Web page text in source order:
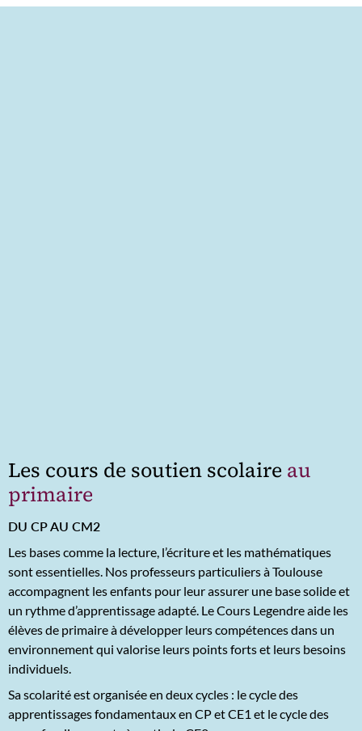
Les cours de soutien scolaire au
primaire
DU CP AU CM2
Les bases comme la lecture, l’écriture et les mathématiques
sont essentielles. Nos professeurs particuliers à Toulouse
accompagnent les enfants pour leur assurer une base solide et
un rythme d’apprentissage adapté. Le Cours Legendre aide les
élèves de primaire à développer leurs compétences dans un
environnement qui valorise leurs points forts et leurs besoins
individuels.
Sa scolarité est organisée en deux cycles : le cycle des
apprentissages fondamentaux en CP et CE1 et le cycle des